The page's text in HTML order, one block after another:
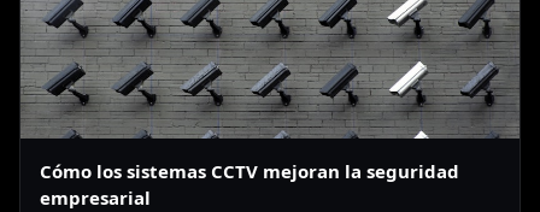
Cómo los sistemas CCTV mejoran la seguridad
empresarial